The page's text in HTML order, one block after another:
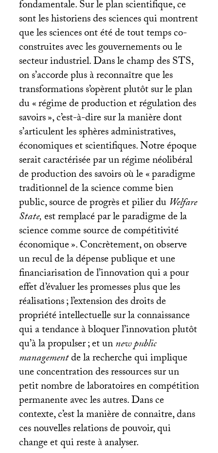
fondamentale. Sur le plan scientifique, ce
sont les historiens des sciences qui montrent
que les sciences ont été de tout temps co-
construites avec les gouvernements ou le
secteur industriel. Dans le champ desSTS,
on s’accorde plus à reconnaître que les
transformations s’opèrent plutôt sur le plan
du «régime de production et régulation des
savoirs», c’est-à-dire sur la manière dont
s’articulent les sphères administratives,
économiques et scientifiques. Notre époque
serait caractérisée par un régime néolibéral
de production des savoirs où le «paradigme
traditionnel de la science comme bien
public, source de progrès et pilier du Welfare
State,est remplacé par le paradigme de la
science comme source de compétitivité
économique». Concrètement, on observe
un recul de la dépense publique et une
financiarisation de l’innovation qui a pour
effet d’évaluer les promesses plus que les
réalisations; l’extension des droits de
propriété intellectuelle sur la connaissance
qui a tendance à bloquer l’innovation plutôt
qu’à la propulser; et unnew public
managementde la recherche qui implique
une concentration des ressources sur un
petit nombre de laboratoires en compétition
permanente avec les autres. Dans ce
contexte, c’est la manière de connaitre, dans
ces nouvelles relations de pouvoir, qui
change et qui reste à analyser.